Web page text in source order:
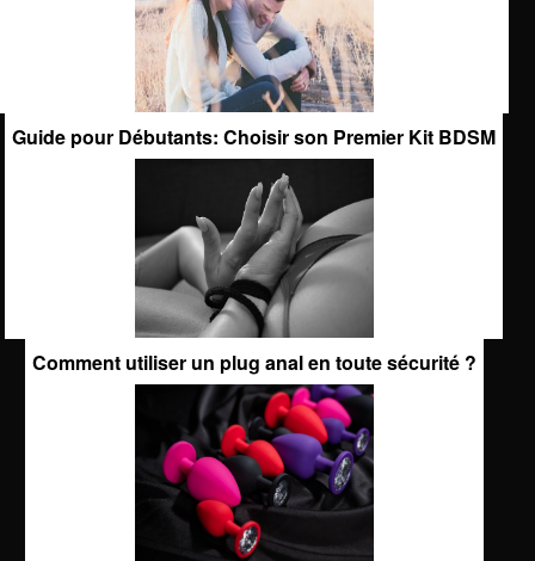
Guide pour Débutants: Choisir son Premier Kit BDSM
Comment utiliser un plug anal en toute sécurité ?